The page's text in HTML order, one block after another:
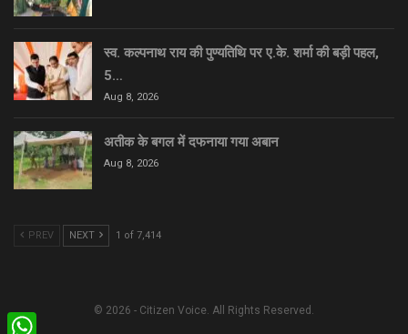
स्व. कल्पनाथ राय की पुण्यतिथि पर ए.के. शर्मा की बड़ी पहल,
5…
Aug 8, 2026
अतीक के बगल में दफनाया गया अबान
Aug 8, 2026
PREV NEXT 1 of 7,414
© 2026 - Citizen Voice. All Rights Reserved.